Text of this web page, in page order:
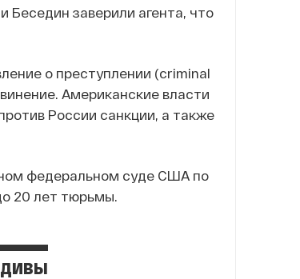
Беседин заверили агента, что
о преступлении (criminal
Американские власти
России санкции, а также
федеральном суде США по
20 лет тюрьмы.